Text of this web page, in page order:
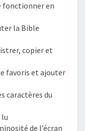
fonctionner en
la Bible
copier et
favoris et ajouter
caractères du
lu
de l’écran